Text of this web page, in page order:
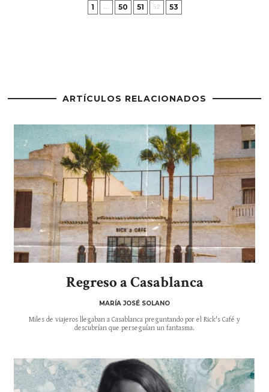
1 … 50 51 52 53
ARTÍCULOS RELACIONADOS
Regreso a Casablanca
MARÍA JOSÉ SOLANO
Miles de viajeros llegaban a Casablanca preguntando por el Rick's Café y
descubrían que perseguían un fantasma.